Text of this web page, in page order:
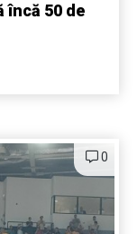
încă 50 de
0